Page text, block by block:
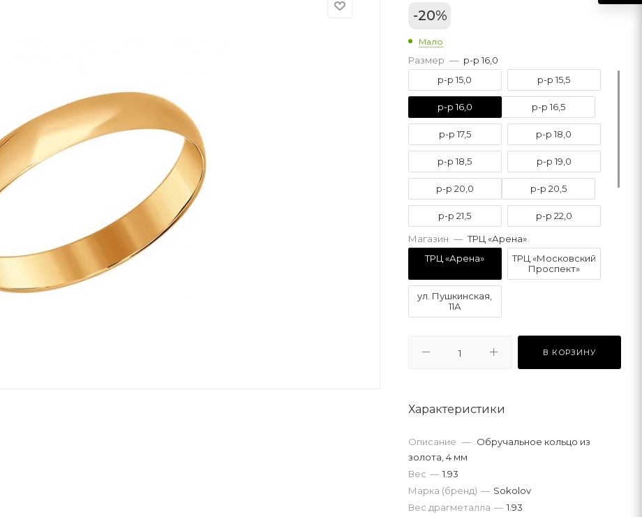
-20%
Мало
Размер — р-р 16,0
р-р 15,0
р-р 15,5
р-р 16,0 р-р 16,5
р-р 17,5 р-р 18,0
р-р 18,5 р-р 19,0
р-р 20,0 р-р 20,5
р-р 21,5 р-р 22,0
р-р 22,5
Магазин — ТРЦ «Арена»
ТРЦ «Арена»
ТРЦ «Московский
Проспект»
ул. Пушкинская,
11А
В КОРЗИНУ
Характеристики
Описание — Обручальное кольцо из
золота, 4 мм
Вес драгметалла — 1.93
Марка (бренд) — Sokolov
Вес — 1.93